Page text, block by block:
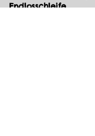
Endlosschleife